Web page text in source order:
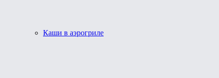
Каши в аэрогриле